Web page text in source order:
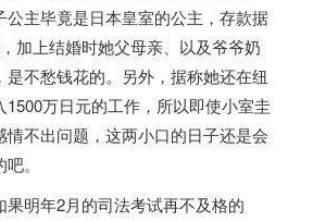
公主毕竟是日本皇室的公主，存款据
加上结婚时她父母亲、以及爷爷奶
是不愁钱花的。另外，据称她还在纽
1500万日元的工作，所以即使小室圭
情不出问题，这两小口的日子还是会
。
明年2月的司法考试再不及格的